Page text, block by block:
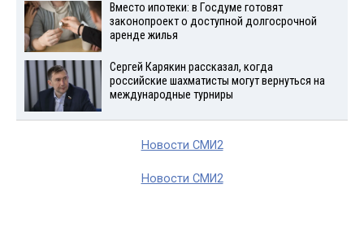
Вместо ипотеки: в Госдуме готовят
законопроект о доступной долгосрочной
аренде жилья
Сергей Карякин рассказал, когда
российские шахматисты могут вернуться на
международные турниры
Новости СМИ2
Новости СМИ2